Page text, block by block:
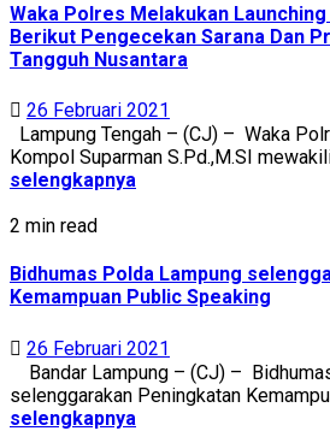
Waka Polres Melakukan
Berikut Pengecekan Sarana Dan
Tangguh Nusantara
26 Februari 2021
Lampung Tengah – (CJ) – Waka
Kompol Suparman S.Pd.,M.SI
selengkapnya
2 min read
Bidhumas Polda Lampung
Kemampuan Public Speaking
26 Februari 2021
Bandar Lampung – (CJ) –
selenggarakan Peningkatan
selengkapnya